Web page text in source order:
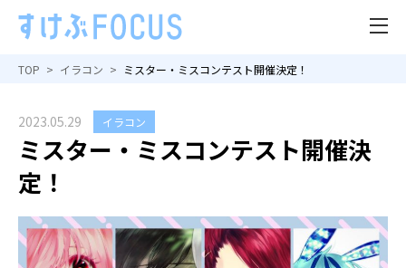
TOP イラコン ミスター・ミスコンテスト開催決定！
2023.05.29 イラコン
ミスター・ミスコンテスト開催決
定！